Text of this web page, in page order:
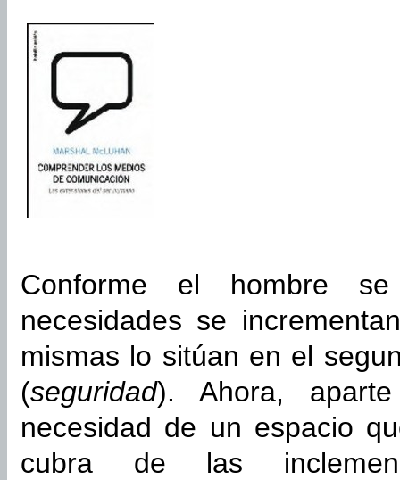
Conforme el hombre
necesidades se incrementan
mismas lo sitúan en el
(seguridad). Ahora,
necesidad de un espacio
cubra de las